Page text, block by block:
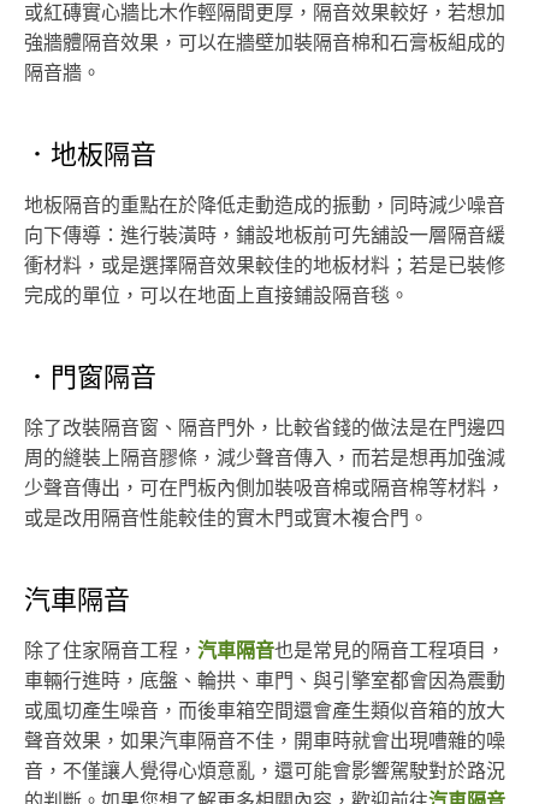
或紅磚實心牆比木作輕隔間更厚，隔音效果較好，若想加
強牆體隔音效果，可以在牆壁加裝隔音棉和石膏板組成的
隔音牆。
．地板隔音
地板隔音的重點在於降低走動造成的振動，同時減少噪音
向下傳導：進行裝潢時，鋪設地板前可先舖設一層隔音緩
衝材料，或是選擇隔音效果較佳的地板材料；若是已裝修
完成的單位，可以在地面上直接鋪設隔音毯。
．門窗隔音
除了改裝隔音窗、隔音門外，比較省錢的做法是在門邊四
周的縫裝上隔音膠條，減少聲音傳入，而若是想再加強減
少聲音傳出，可在門板內側加裝吸音棉或隔音棉等材料，
或是改用隔音性能較佳的實木門或實木複合門。
汽車隔音
除了住家隔音工程， 汽車隔音也是常見的隔音工程項目，
車輛行進時，底盤、輪拱、車門、與引擎室都會因為震動
或風切產生噪音，而後車箱空間還會產生類似音箱的放大
聲音效果，如果汽車隔音不佳，開車時就會出現嘈雜的噪
音，不僅讓人覺得心煩意亂，還可能會影響駕駛對於路況